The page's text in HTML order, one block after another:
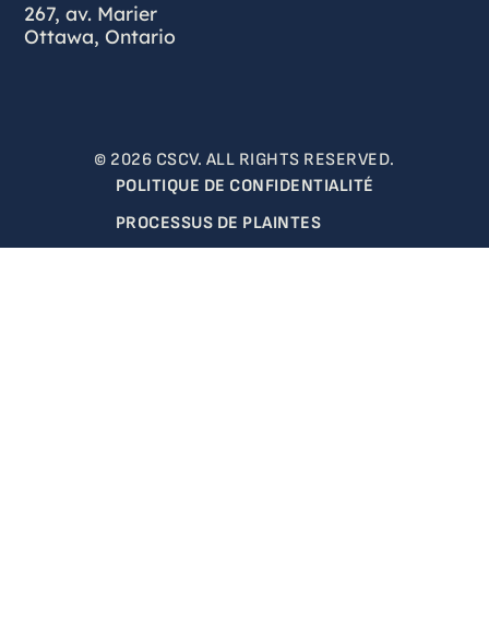
267, av. Marier
Ottawa, Ontario
© 2026 CSCV. ALL RIGHTS RESERVED.
POLITIQUE DE CONFIDENTIALITÉ
PROCESSUS DE PLAINTES